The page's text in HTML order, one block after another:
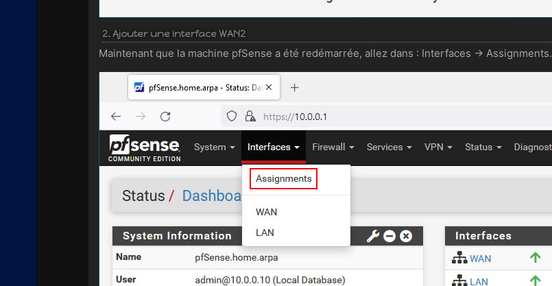
2. Ajouter une interface WAN2
Maintenant que la machine pfSense a été redémarrée, allez dans : Interfaces -> Assignments.